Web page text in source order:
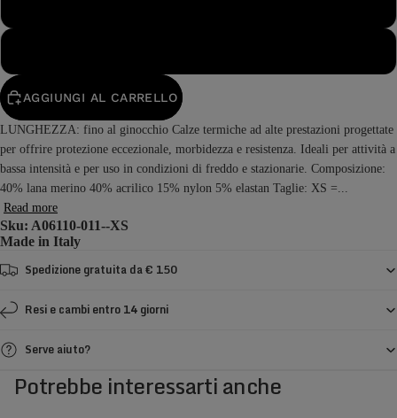
APRI
IMMAGINE
A
SCHERMO
INTERO
AGGIUNGI AL CARRELLO
LUNGHEZZA: fino al ginocchio Calze termiche ad alte prestazioni progettate
per offrire protezione eccezionale, morbidezza e resistenza. Ideali per attività a
bassa intensità e per uso in condizioni di freddo e stazionarie. Composizione:
40% lana merino 40% acrilico 15% nylon 5% elastan Taglie: XS =...
Read more
Sku: A06110-011--XS
Made in Italy
Spedizione gratuita da € 150
Resi e cambi entro 14 giorni
Serve aiuto?
Potrebbe interessarti anche